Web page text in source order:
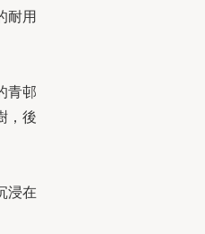
耐用
青邨
，後
浸在